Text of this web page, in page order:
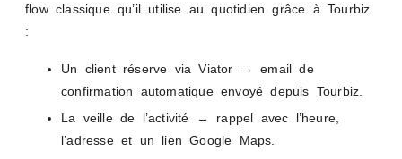
flow classique qu’il utilise au quotidien grâce à Tourbiz
:
Un client réserve via Viator → email de
confirmation automatique envoyé depuis Tourbiz.
La veille de l’activité → rappel avec l’heure,
l’adresse et un lien Google Maps.